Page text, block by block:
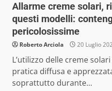
Allarme creme solari,
questi modelli:
pericolosissime
Roberto Arciola 20 Luglio
L’utilizzo delle creme
pratica diffusa e
soprattutto durante...